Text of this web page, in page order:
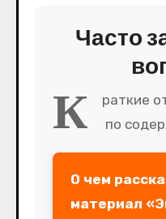
Часто
К
раткие
по
О чем
материал